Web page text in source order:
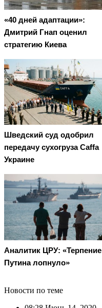
«40 дней адаптации»:
Дмитрий Гнап оценил
стратегию Киева
Шведский суд одобрил
передачу сухогруза Caffa
Украине
Аналитик ЦРУ: «Терпение
Путина лопнуло»
Новости по теме